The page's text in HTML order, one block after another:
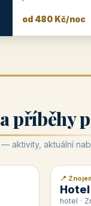
od 480 Kč/noc
příběhy
aktivity, aktuální
📰 PR
📍
hotel ·